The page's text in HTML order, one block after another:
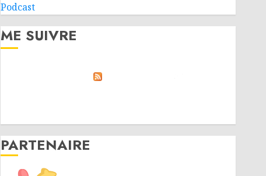
Podcast
ME SUIVRE
PARTENAIRE